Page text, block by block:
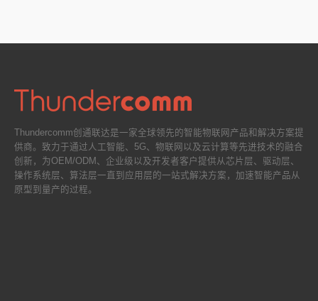
Thundercomm创通联达是一家全球领先的智能物联网产品和解决方案提
供商。致力于通过人工智能、5G、物联网以及云计算等先进技术的融合
创新，为OEM/ODM、企业级以及开发者客户提供从芯片层、驱动层、
操作系统层、算法层一直到应用层的一站式解决方案，加速智能产品从
原型到量产的过程。